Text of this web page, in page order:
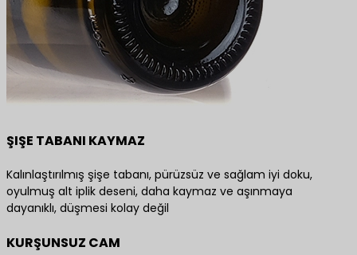
ŞIŞE TABANI KAYMAZ
Kalınlaştırılmış şişe tabanı, pürüzsüz ve sağlam iyi doku,
oyulmuş alt iplik deseni, daha kaymaz ve aşınmaya
dayanıklı, düşmesi kolay değil
KURŞUNSUZ CAM